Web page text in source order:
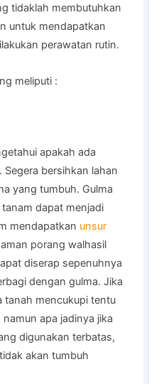
tidaklah membutuhkan
untuk mendapatkan
perawatan rutin.
meliputi :
apakah ada
bersihkan lahan
yang tumbuh. Gulma
dapat menjadi
mendapatkan unsur
porang walhasil
diserap sepenuhnya
dengan gulma. Jika
tanah mencukupi tentu
apa jadinya jika
digunakan terbatas,
akan tumbuh